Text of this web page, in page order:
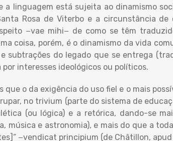
a linguagem está sujeita ao dinamismo
Rosa de Viterbo e a circunstância
−vae mihi− de como se têm
coisa, porém, é o dinamismo da vida
subtrações do legado que se entrega
interesses ideológicos ou políticos.
que o da exigência do uso fiel e o mais
no trivium (parte do sistema de
(ou lógica) e a retórica, dando-se
música e astronomia), e mais do que a
−vendicat principium (de Châtillon,